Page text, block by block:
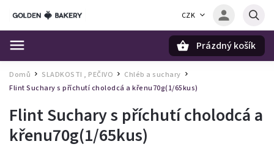
CZK
Prázdný košík
Domů / SLADKOSTI , PEČIVO / Chléb a suchary
Flint Suchary s příchutí cholodcá a křenu70g(1/65kus)
Flint Suchary s příchutí cholodcá a
křenu70g(1/65kus)